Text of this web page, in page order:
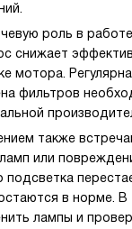
роль в
снижает
мотора.
фильтров
также
или
подсветка
в норме. В
лампы и